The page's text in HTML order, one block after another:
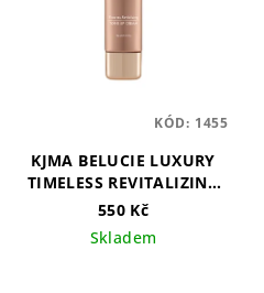
KJMA BELUCIE LUXURY
TIMELESS REVITALIZING
TONE UP CREAM
550 Kč
Skladem
KÓD: 1455